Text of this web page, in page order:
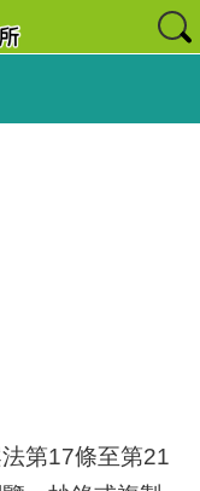
第17條至第21